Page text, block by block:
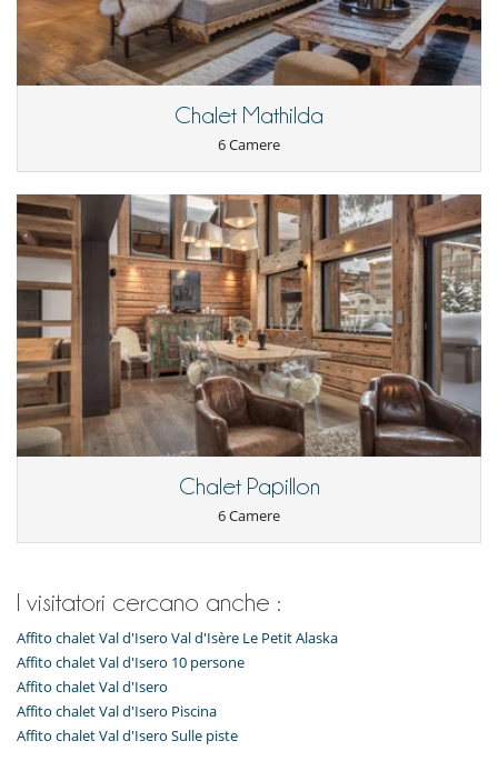
bedroom chalet in the Petit Alaska district, with indoor pool,
hammam, terrace and private shuttle to the slopes.
I bambini sono i benvenuti
Ascensore
Divertimenti ed attività sportive
Accesso internet (wifi)
Piscina interna
Riscaldanti per scarpe
Ski room
Elettrodomestici
Cucina completamente fornita
Per i vostri pasti
Cucinati da solo
Per la vostra comodità e convenienza
Salotto
Chalet Mathilda
6 Camere
Chalet Papillon
6 Camere
I visitatori cercano anche :
Affito chalet Val d'Isero Val d'Isère Le Petit Alaska
Affito chalet Val d'Isero 10 persone
Affito chalet Val d'Isero
Affito chalet Val d'Isero Piscina
Affito chalet Val d'Isero Sulle piste